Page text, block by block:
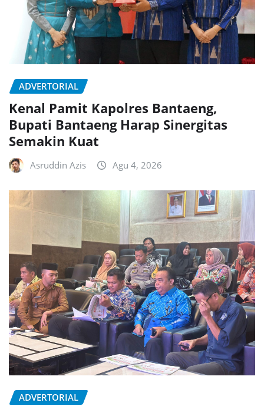
ADVERTORIAL
Kenal Pamit Kapolres Bantaeng,
Bupati Bantaeng Harap Sinergitas
Semakin Kuat
Asruddin Azis Agu 4, 2026
ADVERTORIAL